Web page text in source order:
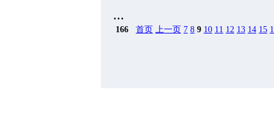
...
166 首页 上一页 7 8 9 10 11 12 13 14 15